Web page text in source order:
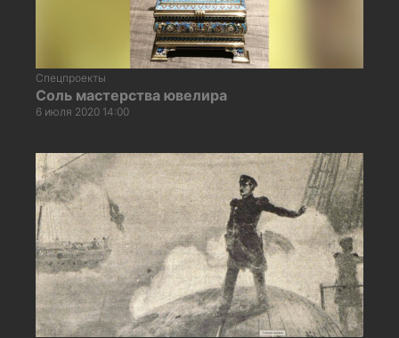
Спецпроекты
Соль мастерства ювелира
6 июля 2020 14:00